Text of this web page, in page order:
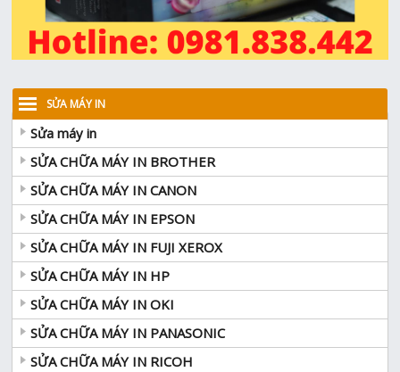
SỬA MÁY IN
Sửa máy in
SỬA CHỮA MÁY IN BROTHER
SỬA CHỮA MÁY IN CANON
SỬA CHỮA MÁY IN EPSON
SỬA CHỮA MÁY IN FUJI XEROX
SỬA CHỮA MÁY IN HP
SỬA CHỮA MÁY IN OKI
SỬA CHỮA MÁY IN PANASONIC
SỬA CHỮA MÁY IN RICOH